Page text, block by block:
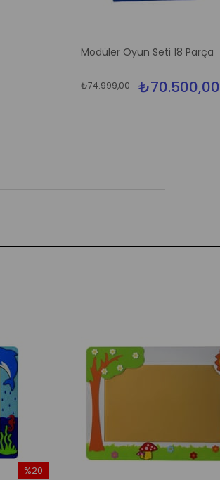
Modüler Oyun Seti 18 Parça
₺70.500,00
₺74.999,00
%20